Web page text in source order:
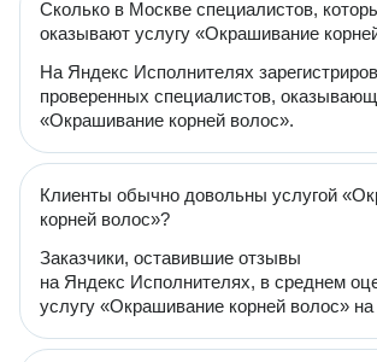
Сколько в Москве специалистов,
оказывают услугу «Окрашивание
На Яндекс Исполнителях
проверенных специалистов,
«Окрашивание корней волос».
Клиенты обычно довольны услугой
корней волос»?
Заказчики, оставившие отзывы
на Яндекс Исполнителях, в среднем
услугу «Окрашивание корней волос» на